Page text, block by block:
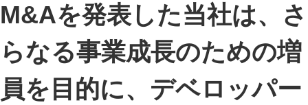
スタートアップ厳選の仕組み
紹介する企業について
登録者の転職・副業実績
M&Aを発表した当社は、さ
らなる事業成長のための増
員を目的に、デベロッパー